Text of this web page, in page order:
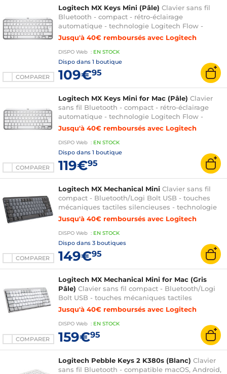
COMPARER
Logitech MX Keys Mini (Pâle) Clavier sans fil
Bluetooth - compact - rétro-éclairage
automatique - technologie Logitech Flow -
compatible Windows et macOS - AZERTY,
Français
Jusqu'à 40€ remboursés avec Logitech
DISPO Web : EN STOCK
Dispo dans 1 boutique
109€95
COMPARER
Logitech MX Keys Mini for Mac (Pâle) Clavier
sans fil Bluetooth - compact - rétro-éclairage
automatique - technologie Logitech Flow -
compatible macOS - AZERTY, Français
Jusqu'à 40€ remboursés avec Logitech
DISPO Web : EN STOCK
Dispo dans 1 boutique
119€95
COMPARER
Logitech MX Mechanical Mini Clavier sans fil
compact - Bluetooth/Logi Bolt USB - touches
mécaniques tactiles silencieuses - technologie
Logitech Flow - compatible Windows et macOS
- AZERTY, Français
Jusqu'à 40€ remboursés avec Logitech
DISPO Web : EN STOCK
Dispo dans 3 boutiques
149€95
COMPARER
Logitech MX Mechanical Mini for Mac (Gris
Pâle) Clavier sans fil compact - Bluetooth/Logi
Bolt USB - touches mécaniques tactiles
silencieuses - technologie Logitech Flow -
compatible macOS - AZERTY, Français
Jusqu'à 40€ remboursés avec Logitech
DISPO Web : EN STOCK
159€95
Logitech Pebble Keys 2 K380s (Blanc) Clavier
sans fil Bluetooth - compatible macOS, Android,